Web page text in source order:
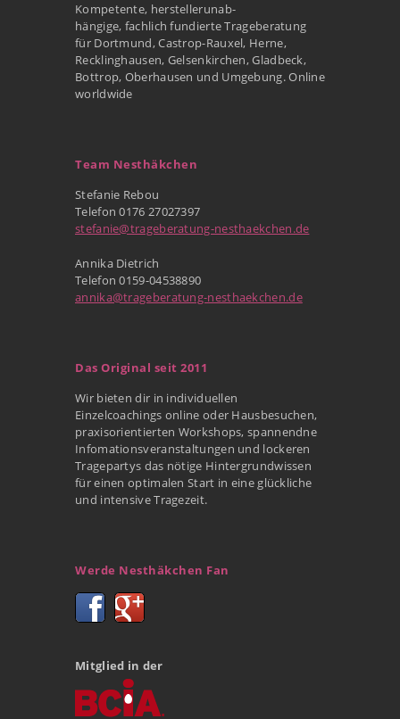
Kompetente, herstellerunab-
hängige, fachlich fundierte Trageberatung
für Dortmund, Castrop-Rauxel, Herne,
Recklinghausen, Gelsenkirchen, Gladbeck,
Bottrop, Oberhausen und Umgebung. Online
worldwide
Team Nesthäkchen
Stefanie Rebou
Telefon 0176 27027397
stefanie@trageberatung-nesthaekchen.de
Annika Dietrich
Telefon 0159-04538890
annika@trageberatung-nesthaekchen.de
Das Original seit 2011
Wir bieten dir in individuellen
Einzelcoachings online oder Hausbesuchen,
praxisorientierten Workshops, spannendne
Infomationsveranstaltungen und lockeren
Tragepartys das nötige Hintergrundwissen
für einen optimalen Start in eine glückliche
und intensive Tragezeit.
Werde Nesthäkchen Fan
Mitglied in der